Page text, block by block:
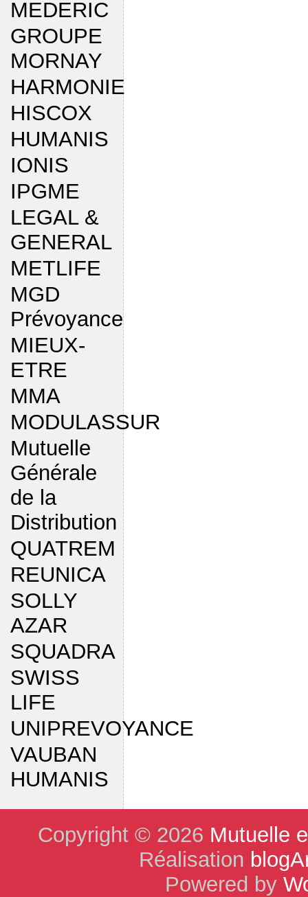
MEDERIC
GROUPE
MORNAY
HARMONIE
HISCOX
HUMANIS
IONIS
IPGME
LEGAL &
GENERAL
METLIFE
MGD
Prévoyance
MIEUX-
ETRE
MMA
MODULASSUR
Mutuelle
Générale
de la
Distribution
QUATREM
REUNICA
SOLLY
AZAR
SQUADRA
SWISS
LIFE
UNIPREVOYANCE
VAUBAN
HUMANIS
Copyright © 2026 Mutuelle
Réalisation
Powered by